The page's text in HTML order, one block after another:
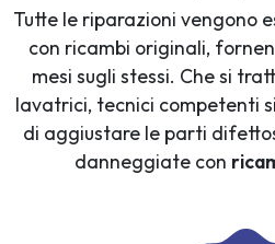
Tutte le riparazioni vengono
con ricambi originali,
mesi sugli stessi. Che si
lavatrici, tecnici competenti
di aggiustare le parti
danneggiate con